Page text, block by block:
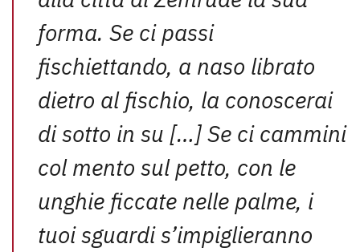
forma. Se ci passi
fischiettando, a naso librato
dietro al fischio, la conoscerai
di sotto in su […] Se ci cammini
col mento sul petto, con le
unghie ficcate nelle palme, i
tuoi sguardi s’impiglieranno